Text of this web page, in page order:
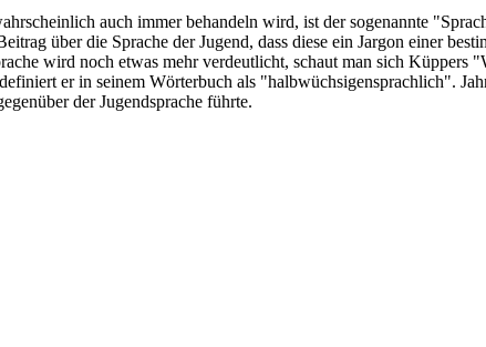
auch immer behandeln wird, ist der sogenannte
über die Sprache der Jugend, dass diese ein Jargon einer
wird noch etwas mehr verdeutlicht, schaut man sich Küppers
er in seinem Wörterbuch als "halbwüchsigensprachlich".
der Jugendsprache führte.